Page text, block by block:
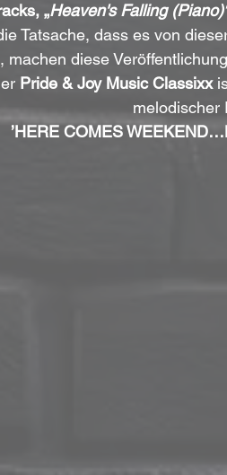
„Heaven's Falling
Tatsache, dass es von
machen diese
Pride & Joy Music Classixx
melodischer
’HERE COMES